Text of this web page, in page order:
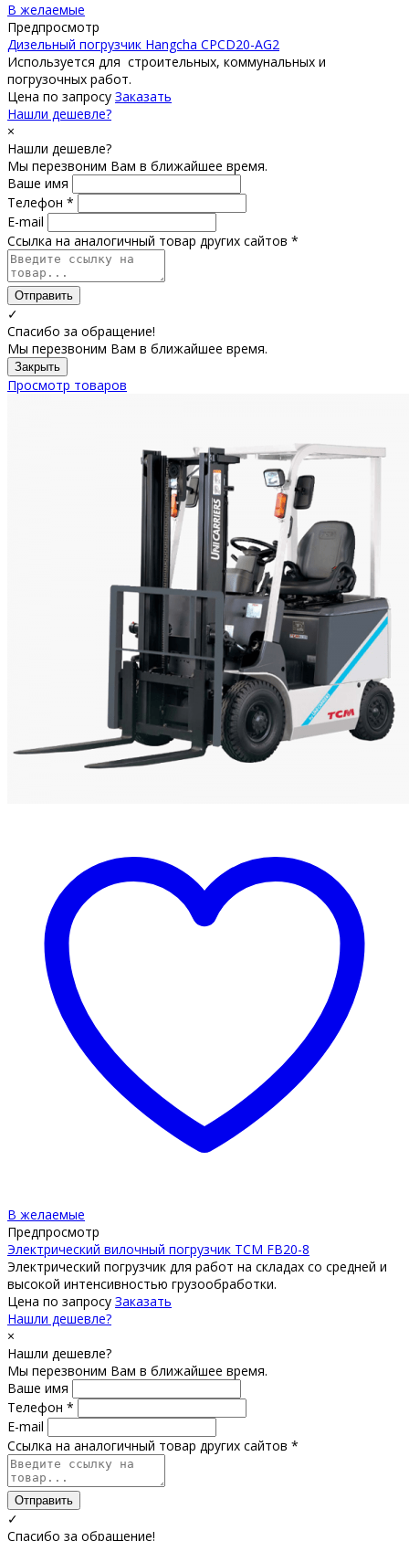
В желаемые
Предпросмотр
Дизельный погрузчик Hangcha CPCD20-AG2
Используется для строительных, коммунальных и
погрузочных работ.
Цена по запросу Заказать
Нашли дешевле?
×
Нашли дешевле?
Мы перезвоним Вам в ближайшее время.
Ваше имя
Телефон *
E-mail
Ссылка на аналогичный товар других сайтов *
Отправить
✓
Спасибо за обращение!
Мы перезвоним Вам в ближайшее время.
Закрыть
Просмотр товаров
В желаемые
Предпросмотр
Электрический вилочный погрузчик TCM FB20-8
Электрический погрузчик для работ на складах со средней и
высокой интенсивностью грузообработки.
Цена по запросу Заказать
Нашли дешевле?
×
Нашли дешевле?
Мы перезвоним Вам в ближайшее время.
Ваше имя
Телефон *
E-mail
Ссылка на аналогичный товар других сайтов *
Отправить
✓
Спасибо за обращение!